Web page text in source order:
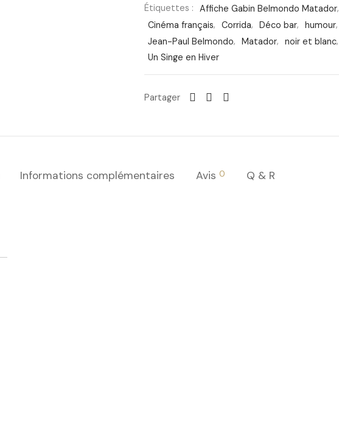
Étiquettes :
Affiche Gabin Belmondo Matador,
Cinéma français, Corrida, Déco bar, humour,
Jean-Paul Belmondo, Matador, noir et blanc,
Un Singe en Hiver
Partager
Informations complémentaires Avis 0 Q & R